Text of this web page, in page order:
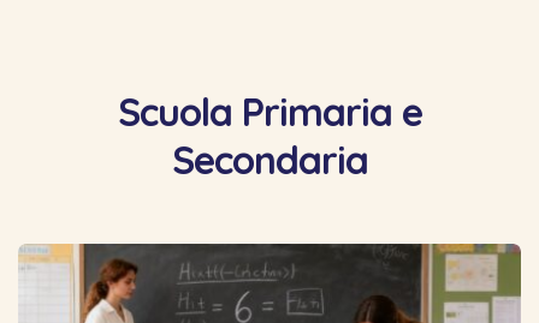
Scuola Primaria e
Secondaria